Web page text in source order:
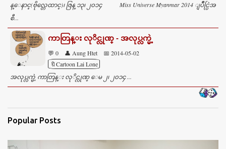
န္ေနာင္(ဗိုလ္တေထာင္)၊ ဇြန္ ၁၃၊ ၂၀၁၄ Miss Universe Myanmar 2014 ျပိဳင္ပြဲအ
စီ...
ကာတြန္း လုိင္လုဏ္ - အလုပ္လက္မဲ့
💬 0 👤 Aung Htet
📅 2014-05-02
🔖Cartoon Lai Lone
အလုပ္လက္မဲ့ ကာတြန္း လုိင္လုဏ္ ေမ ၂၊ ၂၀၁၄ ...
Popular Posts